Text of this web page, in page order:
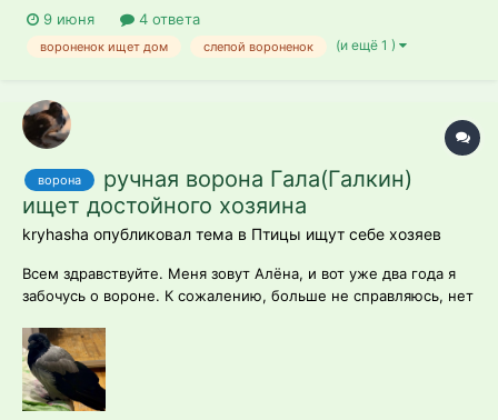
9 июня 4 ответа
вороненок ищет дом слепой вороненок (и ещё 1 )
ворона
ручная ворона Гала(Галкин)
ищет достойного хозяина
kryhasha опубликовал тема в Птицы ищут себе хозяев
Всем здравствуйте. Меня зовут Алёна, и вот уже два года я
забочусь о вороне. К сожалению, больше не справляюсь, нет
такой птицы далеко не рай. Поэтому ищу ей новый дом,
новых хозяев. Птица ручная, но не дрессированная, очень
общительная и ласко...